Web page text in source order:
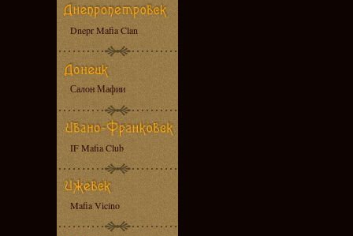
Dnepr Mafia Clan
Салон Мафии
IF Mafia Club
Mafia Vicino